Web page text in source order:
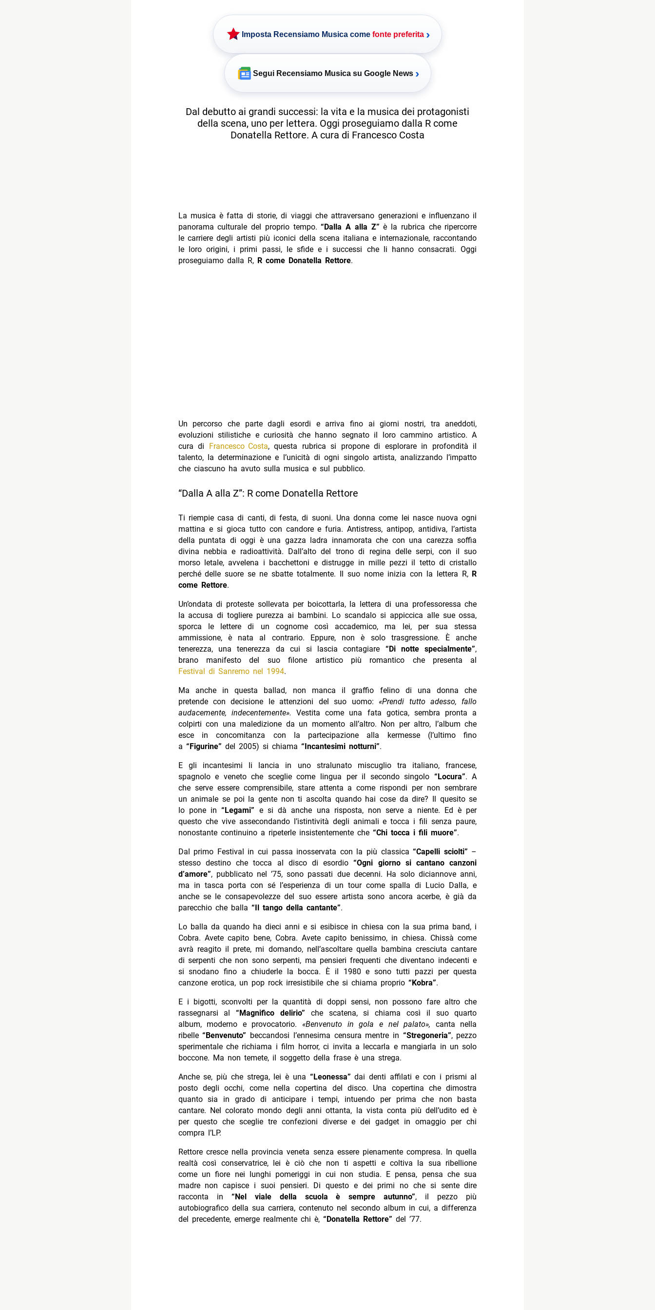
Imposta Recensiamo Musica come fonte preferita ›
Segui Recensiamo Musica su Google News ›
Dal debutto ai grandi successi: la vita e la musica dei protagonisti
della scena, uno per lettera. Oggi proseguiamo dalla R come
Donatella Rettore. A cura di Francesco Costa
La musica è fatta di storie, di viaggi che attraversano generazioni e influenzano il
panorama culturale del proprio tempo.“Dalla A alla Z” è la rubrica che ripercorre
le carriere degli artisti più iconici della scena italiana e internazionale, raccontando
le loro origini, i primi passi, le sfide e i successi che li hanno consacrati. Oggi
proseguiamo dalla R, R come Donatella Rettore.
Un percorso che parte dagli esordi e arriva fino ai giorni nostri, tra aneddoti,
evoluzioni stilistiche e curiosità che hanno segnato il loro cammino artistico. A
cura di
Francesco Costa, questa rubrica si propone di esplorare in profondità il
talento, la determinazione e l’unicità di ogni singolo artista, analizzando l’impatto
che ciascuno ha avuto sulla musica e sul pubblico.
“Dalla A alla Z”: R come Donatella Rettore
Ti riempie casa di canti, di festa, di suoni. Una donna come lei nasce nuova ogni
mattina e si gioca tutto con candore e furia. Antistress, antipop, antidiva, l’artista
della puntata di oggi è una gazza ladra innamorata che con una carezza soffia
divina nebbia e radioattività. Dall’alto del trono di regina delle serpi, con il suo
morso letale, avvelena i bacchettoni e distrugge in mille pezzi il tetto di cristallo
perché delle suore se ne sbatte totalmente. Il suo nome inizia con la lettera R, R
come Rettore.
Un’ondata di proteste sollevata per boicottarla, la lettera di una professoressa che
la accusa di togliere purezza ai bambini. Lo scandalo si appiccica alle sue ossa,
sporca le lettere di un cognome così accademico, ma lei, per sua stessa
ammissione, è nata al contrario. Eppure, non è solo trasgressione. È anche
tenerezza, una tenerezza da cui si lascia contagiare “Di notte specialmente”,
brano manifesto del suo filone artistico più romantico che presenta al
Festival di Sanremo nel 1994.
Ma anche in questa ballad, non manca il graffio felino di una donna che
pretende con decisione le attenzioni del suo uomo:«Prendi tutto adesso, fallo
audacemente, indecentemente». Vestita come una fata gotica, sembra pronta a
colpirti con una maledizione da un momento all’altro. Non per altro, l’album che
esce in concomitanza con la partecipazione alla kermesse (l’ultimo fino
a “Figurine” del 2005) si chiama “Incantesimi notturni”.
E gli incantesimi li lancia in uno stralunato miscuglio tra italiano, francese,
spagnolo e veneto che sceglie come lingua per il secondo singolo “Locura”. A
che serve essere comprensibile, stare attenta a come rispondi per non sembrare
un animale se poi la gente non ti ascolta quando hai cose da dire? Il quesito se
lo pone in“Legami” e si dà anche una risposta, non serve a niente. Ed è per
questo che vive assecondando l’istintività degli animali e tocca i fili senza paure,
nonostante continuino a ripeterle insistentemente che “Chi tocca i fili muore”.
Dal primo Festival in cui passa inosservata con la più classica“Capelli sciolti” –
stesso destino che tocca al disco di esordio “Ogni giorno si cantano canzoni
d’amore”, pubblicato nel ’75, sono passati due decenni. Ha solo diciannove anni,
ma in tasca porta con sé l’esperienza di un tour come spalla di Lucio Dalla, e
anche se le consapevolezze del suo essere artista sono ancora acerbe, è già da
parecchio che balla “Il tango della cantante”.
Lo balla da quando ha dieci anni e si esibisce in chiesa con la sua prima band, i
Cobra. Avete capito bene, Cobra. Avete capito benissimo, in chiesa. Chissà come
avrà reagito il prete, mi domando, nell’ascoltare quella bambina cresciuta cantare
di serpenti che non sono serpenti, ma pensieri frequenti che diventano indecenti e
si snodano fino a chiuderle la bocca. È il 1980 e sono tutti pazzi per questa
canzone erotica, un pop rock irresistibile che si chiama proprio “Kobra”.
E i bigotti, sconvolti per la quantità di doppi sensi, non possono fare altro che
rassegnarsi al“Magnifico delirio” che scatena, si chiama così il suo quarto
album, moderno e provocatorio.«Benvenuto in gola e nel palato», canta nella
ribelle“Benvenuto” beccandosi l’ennesima censura mentre in “Stregoneria”, pezzo
sperimentale che richiama i film horror, ci invita a leccarla e mangiarla in un solo
boccone. Ma non temete, il soggetto della frase è una strega.
Anche se, più che strega, lei è una “Leonessa” dai denti affilati e con i prismi al
posto degli occhi, come nella copertina del disco. Una copertina che dimostra
quanto sia in grado di anticipare i tempi, intuendo per prima che non basta
cantare. Nel colorato mondo degli anni ottanta, la vista conta più dell’udito ed è
per questo che sceglie tre confezioni diverse e dei gadget in omaggio per chi
compra l’LP.
Rettore cresce nella provincia veneta senza essere pienamente compresa. In quella
realtà così conservatrice, lei è ciò che non ti aspetti e coltiva la sua ribellione
come un fiore nei lunghi pomeriggi in cui non studia. E pensa, pensa che sua
madre non capisce i suoi pensieri. Di questo e dei primi no che si sente dire
racconta in “Nel viale della scuola è sempre autunno”, il pezzo più
autobiografico della sua carriera, contenuto nel secondo album in cui, a differenza
del precedente, emerge realmente chi è, “Donatella Rettore” del ’77.